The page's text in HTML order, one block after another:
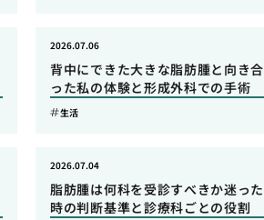
背中にできた大きな脂肪腫と向き合
った私の体験と形成外科での手術
2026.07.06
生活
脂肪腫は何科を受診すべきか迷った
時の判断基準と診療科ごとの役割
2026.07.04